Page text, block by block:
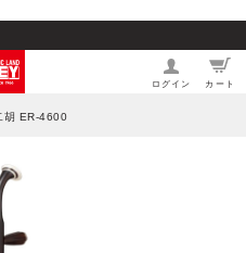
ログイン カート
胡 ER-4600